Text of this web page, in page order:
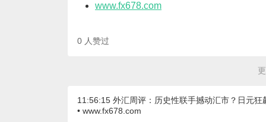
www.fx678.com
0 人赞过
11:56:15 外汇周评：历史性联手撼动汇市？日元
• www.fx678.com